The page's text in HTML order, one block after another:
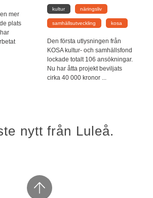
mer
plats
kultur näringsliv
samhällsutveckling kosa
Den första utlysningen från
KOSA kultur- och samhällsfond
lockade totalt 106 ansökningar.
Nu har åtta projekt beviljats
cirka 40 000 kronor ...
nytt från Luleå.